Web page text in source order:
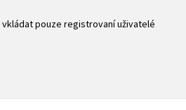
pouze registrovaní uživatelé